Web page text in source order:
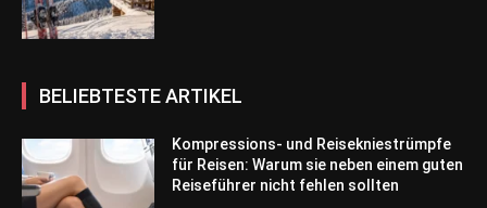
BELIEBTESTE ARTIKEL
Kompressions- und Reisekniestrümpfe
für Reisen: Warum sie neben einem guten
Reiseführer nicht fehlen sollten